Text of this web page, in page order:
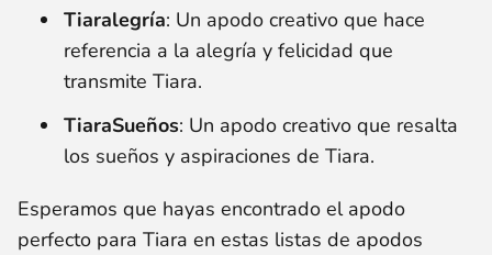
Tiaralegría: Un apodo creativo que hace
referencia a la alegría y felicidad que
transmite Tiara.
TiaraSueños: Un apodo creativo que resalta
los sueños y aspiraciones de Tiara.
Esperamos que hayas encontrado el apodo
perfecto para Tiara en estas listas de apodos